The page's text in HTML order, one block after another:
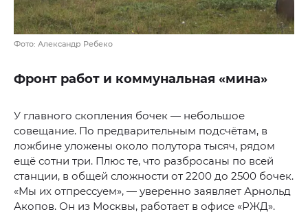
Фото: Александр Ребеко
Фронт работ и коммунальная «мина»
У главного скопления бочек — небольшое
совещание. По предварительным подсчётам, в
ложбине уложены около полутора тысяч, рядом
ещё сотни три. Плюс те, что разбросаны по всей
станции, в общей сложности от 2200 до 2500 бочек.
«Мы их отпрессуем», — уверенно заявляет Арнольд
Акопов. Он из Москвы, работает в офисе «РЖД».